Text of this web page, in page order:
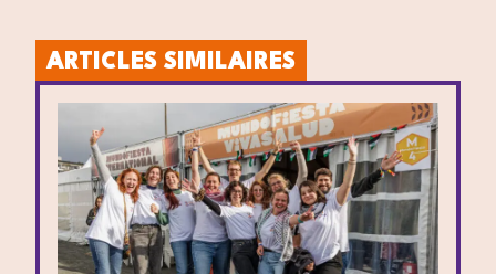
ARTICLES SIMILAIRES